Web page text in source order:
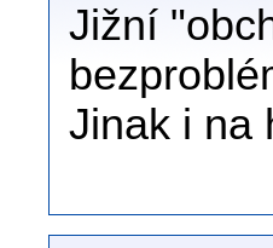
Jižní
Jinak i na